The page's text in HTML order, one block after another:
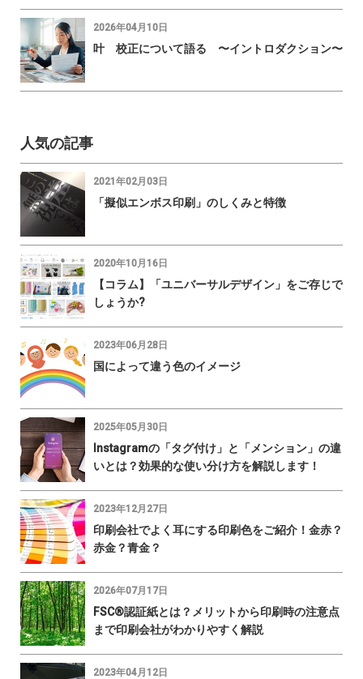
2026年04月10日
叶 校正について語る 〜イントロダクション〜
人気の記事
2021年02月03日
「擬似エンボス印刷」のしくみと特徴
2020年10月16日
【コラム】「ユニバーサルデザイン」をご存じで
しょうか?
2023年06月28日
国によって違う色のイメージ
2025年05月30日
Instagramの「タグ付け」と「メンション」の違
いとは？効果的な使い分け方を解説します！
2023年12月27日
印刷会社でよく耳にする印刷色をご紹介！金赤？
赤金？青金？
2026年07月17日
FSC®認証紙とは？メリットから印刷時の注意点
まで印刷会社がわかりやすく解説
2023年04月12日